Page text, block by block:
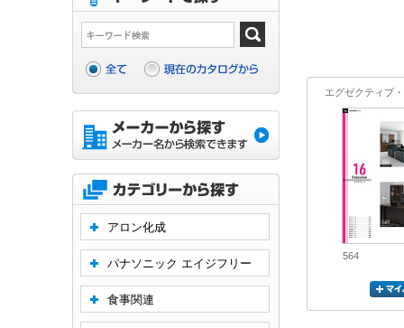
エグゼクティブ
564
アロン化成
パナソニック エイジフリー
食事関連